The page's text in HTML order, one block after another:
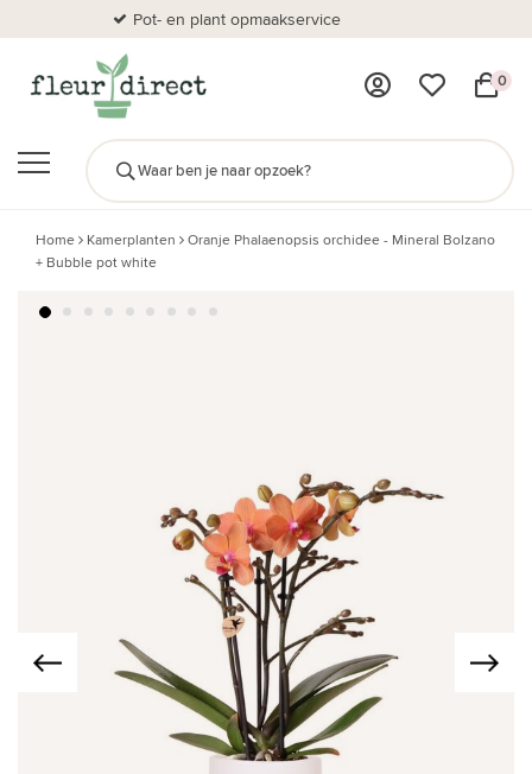
Pot- en plant opmaakservice
0
Home Kamerplanten
Oranje Phalaenopsis orchidee - Mineral Bolzano
+ Bubble pot white